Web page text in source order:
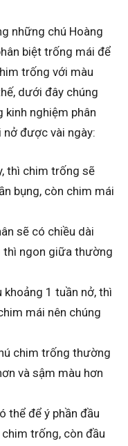
những chú Hoàng
biệt trống mái để
trống với màu
dưới đây chúng
kinh nghiệm phân
được vài ngày:
thì chim trống sẽ
bụng, còn chim mái
sẽ có chiều dài
thì ngon giữa thường
khoảng 1 tuần nở, thì
mái nên chúng
chim trống thường
và sậm màu hơn
thể để ý phần đầu
trống, còn đầu